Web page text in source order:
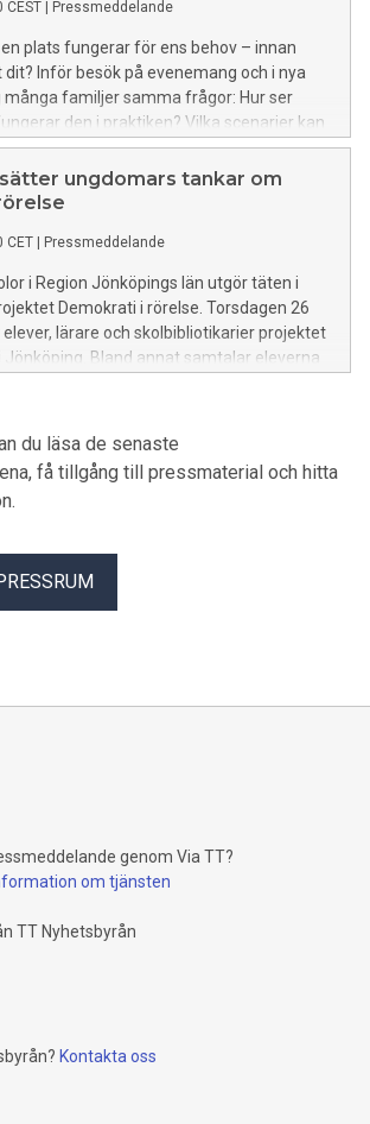
CEST Pressmeddelande
plats fungerar för ens behov – innan
Inför besök på evenemang och i nya
många familjer samma frågor: Hur ser
den i praktiken? Vilka scenarier kan
ungdomars tankar om
CET Pressmeddelande
i Region Jönköpings län utgör täten i
Demokrati i rörelse. Torsdagen 26
lärare och skolbibliotikarier projektet
Jönköping. Bland annat samtalar eleverna
du läsa de senaste
få tillgång till pressmaterial och hitta
genom Via TT?
om tjänsten
TT Nyhetsbyrån
Kontakta oss